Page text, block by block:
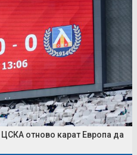
отново карат Европа да